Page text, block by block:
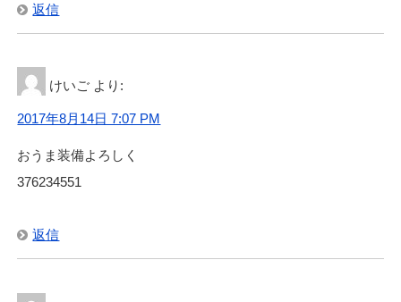
返信
けいご より:
2017年8月14日 7:07 PM
おうま装備よろしく
376234551
返信